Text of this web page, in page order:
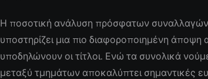
Η ποσοτική ανάλυση πρόσφατων
υποστηρίζει μια πιο διαφοροποιημένη
υποδηλώνουν οι τίτλοι. Ενώ τα συνολικά
μεταξύ τμημάτων αποκαλύπτει σημαντικές